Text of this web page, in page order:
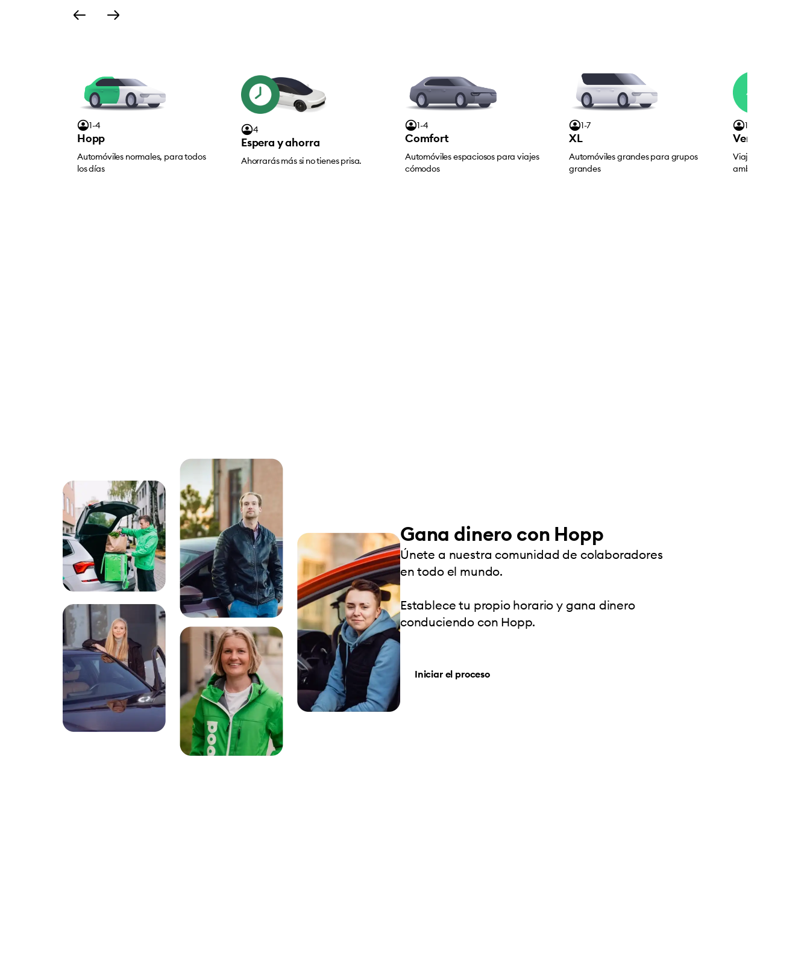
1-4
Hopp
Automóviles normales, para todos
los días
4
Espera y ahorra
Ahorrarás más si no tienes prisa.
1-4
Comfort
Automóviles espaciosos para viajes
cómodos
1-7
XL
Automóviles grandes para grupos
grandes
1-4
Verde
Viajes respetuosos
ambiente.
Gana dinero con Hopp
Únete a nuestra comunidad de colaboradores
en todo el mundo.
Establece tu propio horario y gana dinero
conduciendo con Hopp.
Iniciar el proceso